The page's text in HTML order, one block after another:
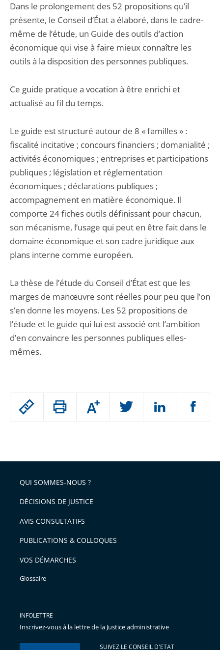
Passer
arriver
après
Augmenter
ou
l'article
pour
avant
Dans le prolongement des 52 propositions qu’il
présente, le Conseil d’État a élaboré, dans le cadre-
même de l’étude, un Guide des outils d’action
économique qui vise à faire mieux connaître les
outils à la disposition des personnes publiques.
Ce guide pratique a vocation à être enrichi et
actualisé au fil du temps.
Le guide est structuré autour de 8 « familles » :
fiscalité incitative ; concours financiers ; domanialité ;
activités économiques ; entreprises et participations
publiques ; législation et réglementation
économiques ; déclarations publiques ;
accompagnement en matière économique. Il
comporte 24 fiches outils définissant pour chacun,
son mécanisme, l’usage qui peut en être fait dans le
domaine économique et son cadre juridique aux
plans interne comme européen.
La thèse de l’étude du Conseil d’État est que les
marges de manœuvre sont réelles pour peu que l’on
s’en donne les moyens. Les 52 propositions de
l’étude et le guide qui lui est associé ont l’ambition
d’en convaincre les personnes publiques elles-
mêmes.
QUI SOMMES-NOUS ?
DÉCISIONS DE JUSTICE
AVIS CONSULTATIFS
PUBLICATIONS & COLLOQUES
VOS DÉMARCHES
Glossaire
INFOLETTRE
Inscrivez-vous à la lettre de la Justice administrative
SUIVEZ LE CONSEIL D'ETAT